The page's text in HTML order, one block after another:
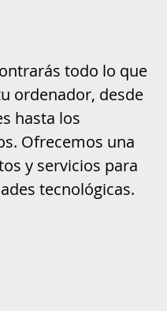
todo lo que
ordenador, desde
hasta los
Ofrecemos una
y servicios para
tecnológicas.